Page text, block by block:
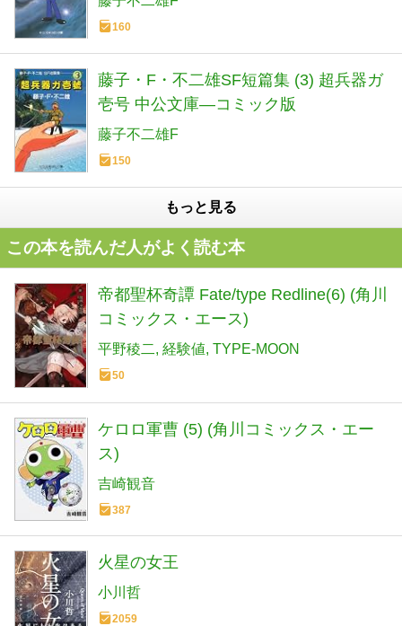
160
藤子・F・不二雄SF短篇集 (3) 超兵器ガ
壱号 中公文庫―コミック版
藤子不二雄F
150
もっと見る
この本を読んだ人がよく読む本
帝都聖杯奇譚 Fate/type Redline(6) (角川
コミックス・エース)
平野稜二 経験値 TYPE-MOON
50
ケロロ軍曹 (5) (角川コミックス・エー
ス)
吉崎観音
387
火星の女王
小川哲
2059